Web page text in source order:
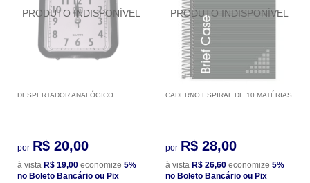
DESPERTADOR ANALÓGICO
por R$ 20,00
à vista R$ 19,00 economize 5%
no Boleto Bancário ou Pix
CADERNO ESPIRAL DE 10 MATÉRIAS
por R$ 28,00
à vista R$ 26,60 economize 5%
no Boleto Bancário ou Pix